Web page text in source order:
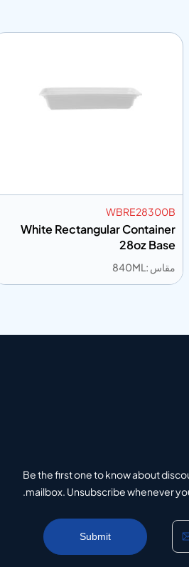
White
Container
Be the first one to know about
mailbox. Unsubscribe whenever